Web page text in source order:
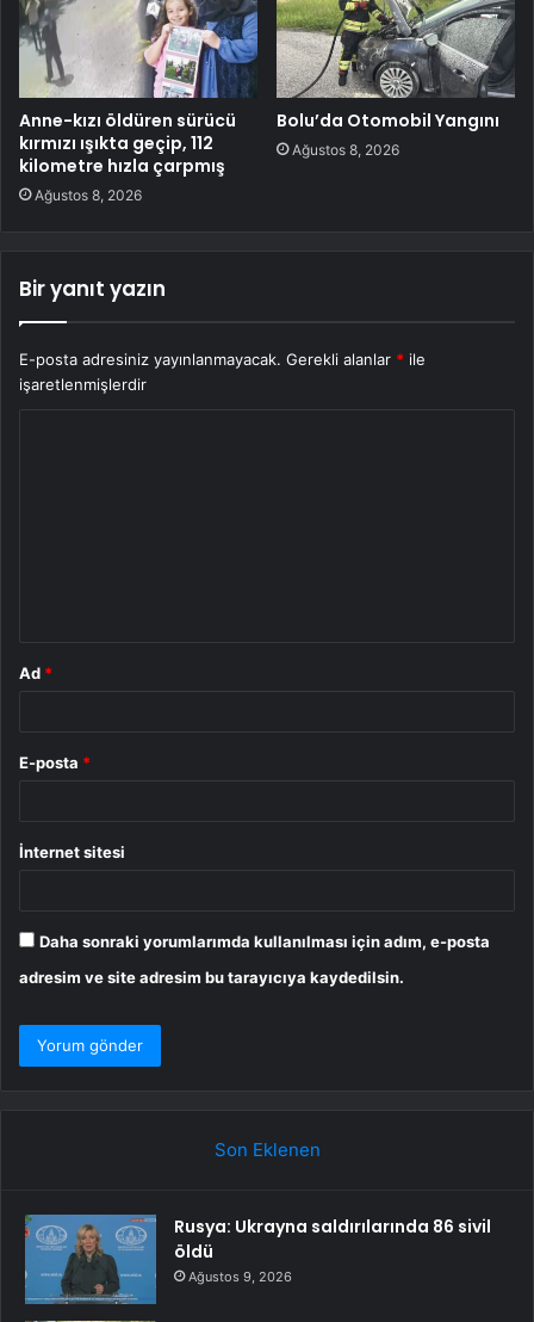
Anne-kızı öldüren sürücü
kırmızı ışıkta geçip, 112
kilometre hızla çarpmış
Ağustos 8, 2026
Bolu’da Otomobil Yangını
Ağustos 8, 2026
Bir yanıt yazın
E-posta adresiniz yayınlanmayacak. Gerekli alanlar * ile
işaretlenmişlerdir
Ad *
E-posta *
İnternet sitesi
Daha sonraki yorumlarımda kullanılması için adım, e-posta
adresim ve site adresim bu tarayıcıya kaydedilsin.
Son Eklenen
Rusya: Ukrayna saldırılarında 86 sivil
öldü
Ağustos 9, 2026